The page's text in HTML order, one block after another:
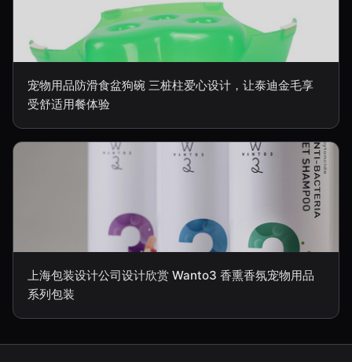
宠物用品防滑食盆狗碗 三桩柱爱心设计，让泰迪金毛享
受舒适用餐体验
上海包装设计公司设计欣赏 Wanto3 香熏香氛宠物用品
系列包装